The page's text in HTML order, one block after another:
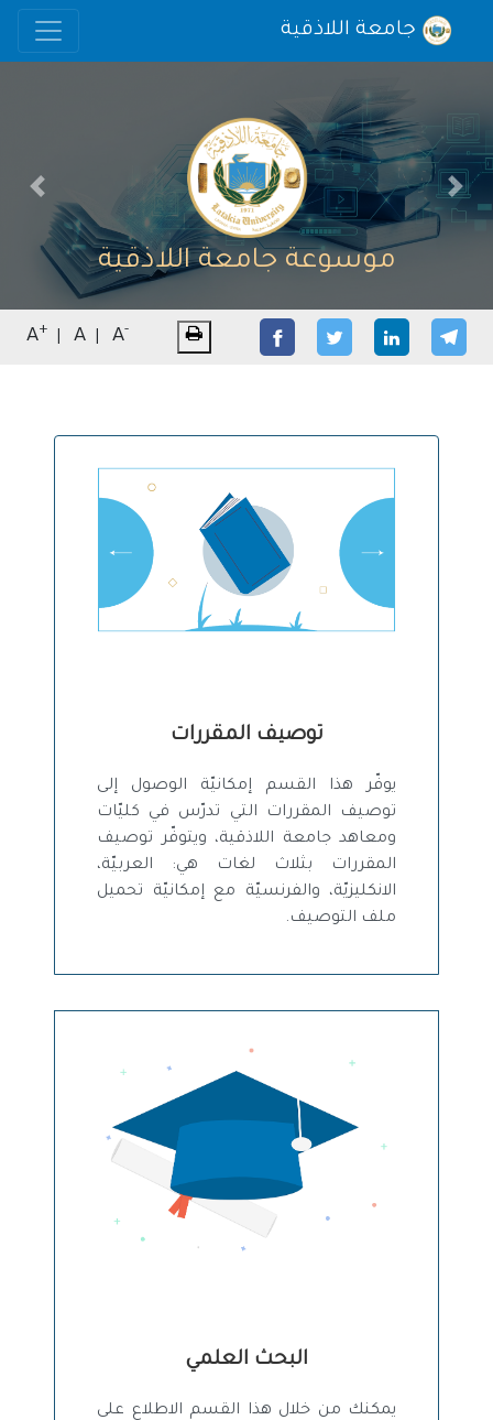
جامعة اللاذقية
موسوعة جامعة اللاذقية
Next
A+ A A-
توصيف المقررات
يوفّر هذا القسم إمكانيّة الوصول إلى
توصيف المقررات التي تدرّس في كليّات
ومعاهد جامعة اللاذقية، ويتوفّر توصيف
المقررات بثلاث لغات هي: العربيّة،
الانكليزيّة، والفرنسيّة مع إمكانيّة تحميل
ملف التوصيف.
البحث العلمي
يمكنك من خلال هذا القسم الاطلاع على